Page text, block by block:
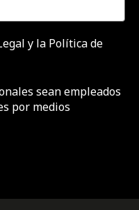
y la Política de
sean empleados
por medios